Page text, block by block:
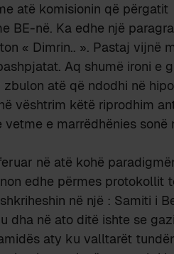
atë komisionin që përgatit
BE-në. Ka edhe një
« Dimrin.. ». Pastaj vijnë
Aq shumë ironi e
atë që ndodhi në
vështrim këtë riprodhim
e marrëdhënies sonë
në atë kohë
edhe përmes protokollit
në një : Samiti i
dha në ato ditë ishte se
aty ku valltarët